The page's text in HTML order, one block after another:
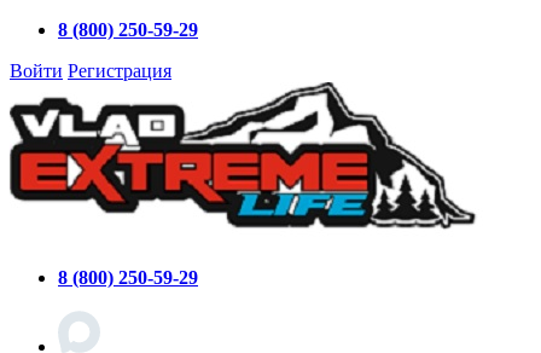
8 (800) 250-59-29
Войти Регистрация
8 (800) 250-59-29